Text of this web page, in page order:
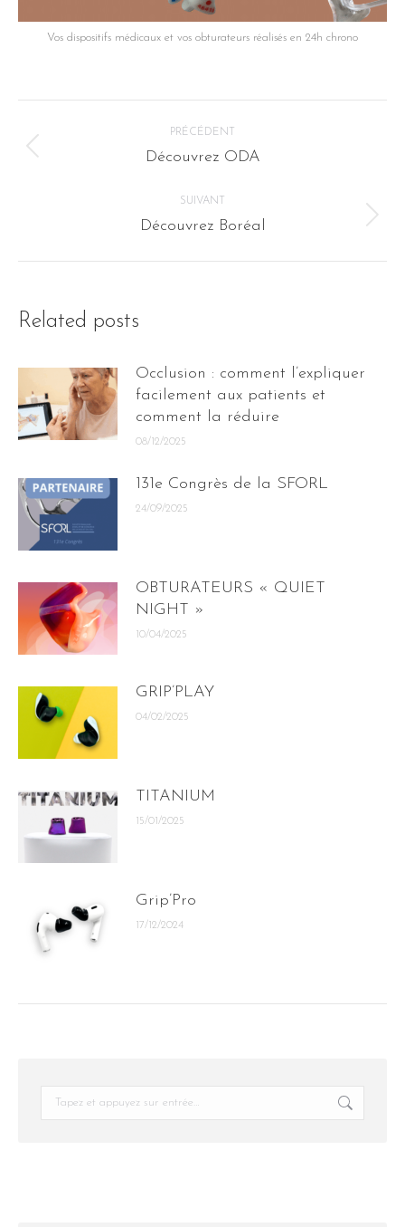
Vos dispositifs médicaux et vos obturateurs réalisés en 24h chrono
article
PRÉCÉDENT
Article
:
Découvrez ODA
SUIVANT
Article
:
Découvrez Boréal
Related posts
Occlusion : comment l’expliquer
facilement aux patients et
comment la réduire
08/12/2025
131e Congrès de la SFORL
24/09/2025
OBTURATEURS « QUIET
NIGHT »
10/04/2025
GRIP’PLAY
04/02/2025
TITANIUM
15/01/2025
Grip’Pro
17/12/2024
Recherche